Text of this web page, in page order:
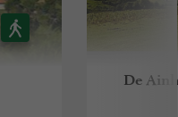
De